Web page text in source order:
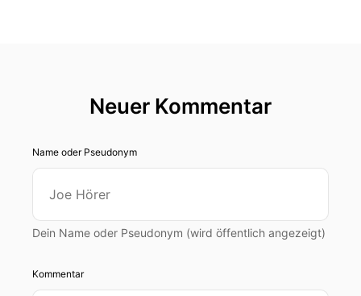
Neuer Kommentar
Name oder Pseudonym
Dein Name oder Pseudonym (wird öffentlich angezeigt)
Kommentar